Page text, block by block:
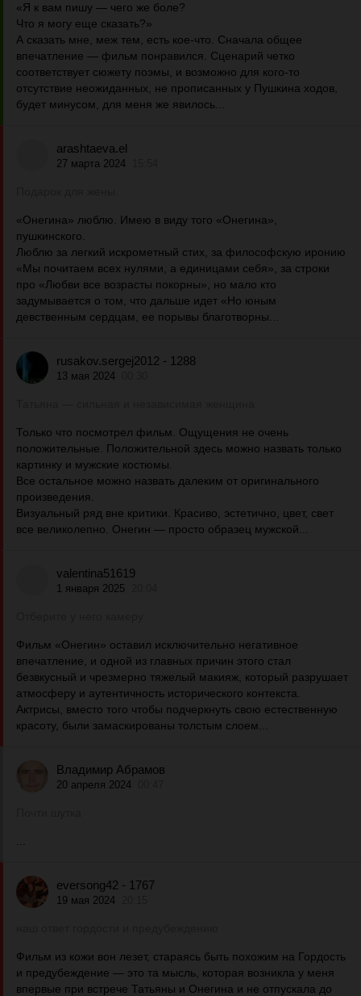
«Я к вам пишу — чего же боле?
Что я могу еще сказать?»
А сказать мне, меж тем, есть кое-что. Сначала общее
впечатление — фильм понравился. Сценарий четко
соответствует сюжету поэмы, и возможно для кого-то
отсутствие неожиданных, не прописанных у Пушкина ходов,
будет минусом, для меня же явилось...
arashtaeva.el
27 марта 2024
«Онегина» люблю. Имею в виду того «Онегина»,
пушкинского.
Люблю за легкий искрометный стих, за философскую иронию
«Мы почитаем всех нулями, а единицами себя», за строки
про «Любви все возрасты покорны», но мало кто
задумывается о том, что дальше идет «Но юным
девственным сердцам, ее порывы благотворны...
rusakov.sergej2012 - 1288
13 мая 2024
Только что посмотрел фильм. Ощущения не очень
положительные. Положительной здесь можно назвать только
картинку и мужские костюмы.
Все остальное можно назвать далеким от оригинального
произведения.
Визуальный ряд вне критики. Красиво, эстетично, цвет, свет
все великолепно. Онегин — просто образец мужской...
valentina51619
1 января 2025
Фильм «Онегин» оставил исключительно негативное
впечатление, и одной из главных причин этого стал
безвкусный и чрезмерно тяжелый макияж, который разрушает
атмосферу и аутентичность исторического контекста.
Актрисы, вместо того чтобы подчеркнуть свою естественную
красоту, были замаскированы толстым слоем...
Владимир Абрамов
20 апреля 2024
eversong42 - 1767
19 мая 2024
Фильм из кожи вон лезет, стараясь быть похожим на Гордость
и предубеждение — это та мысль, которая возникла у меня
впервые при встрече Татьяны и Онегина и не отпускала до